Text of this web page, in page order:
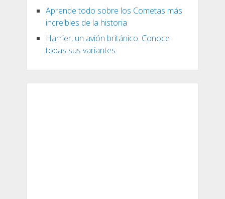
Aprende todo sobre los Cometas más
increíbles de la historia
Harrier, un avión británico. Conoce
todas sus variantes